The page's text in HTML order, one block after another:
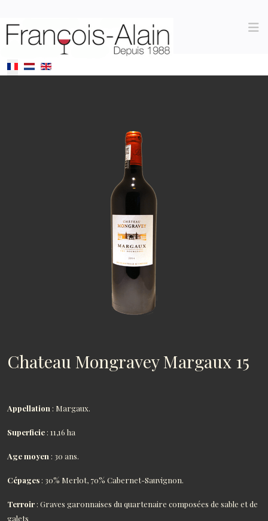
Chateau Mongravey Margaux 15
Appellation : Margaux.
Superficie : 11,16 ha
Age moyen : 30 ans.
Cépages : 30% Merlot, 70% Cabernet-Sauvignon.
Terroir : Graves garonnaises du quartenaire composées de sable et de
galets